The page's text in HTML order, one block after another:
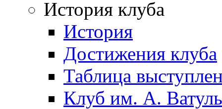
История клуба
История
Достижения клуба
Таблица
Клуб им. А.